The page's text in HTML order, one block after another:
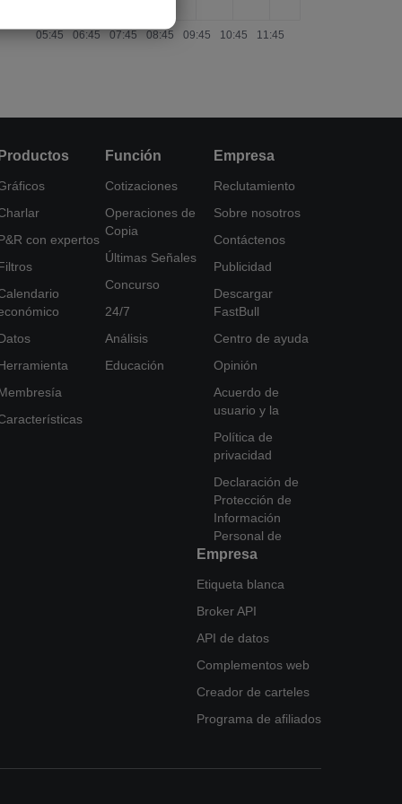
Productos
con expertos
Función
Cotizaciones
Operaciones de
Copia
Últimas Señales
Concurso
24/7
Análisis
Educación
Empresa
Reclutamiento
Sobre nosotros
Contáctenos
Publicidad
Descargar
FastBull
Centro de ayuda
Opinión
Acuerdo de
usuario y la
Política de
privacidad
Declaración de
Protección de
Información
Personal de
Empresa
Etiqueta blanca
Broker API
API de datos
Complementos web
Creador de carteles
Programa de afiliados